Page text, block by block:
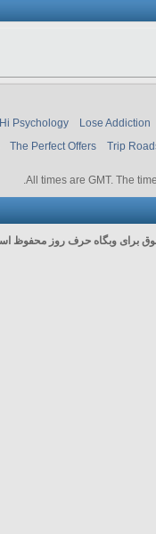
Hi Psychology Lose Addiction
The Perfect Offers Trip
All times are GMT. The
.